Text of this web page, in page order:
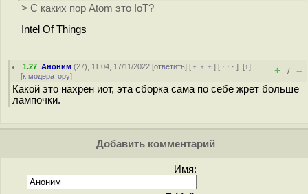
> С каких пор Atom это IoT?
Intel Of Things
1.27 ,Аноним (27), 11:04, 17/11/2022 [ответить] [ ﹢﹢﹢] [ · · ·][↑]
[к модератору] + / –
Какой это нахрен иот, эта сборка сама по себе жрет больше
лампочки.
Добавить комментарий
Имя: